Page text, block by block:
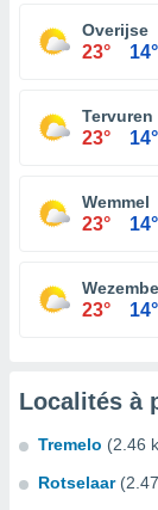
Overijse
23° 14°
Tervuren
23° 14°
Wemmel
23° 14°
23° 14°
Localités à
Tremelo (2.46
Rotselaar